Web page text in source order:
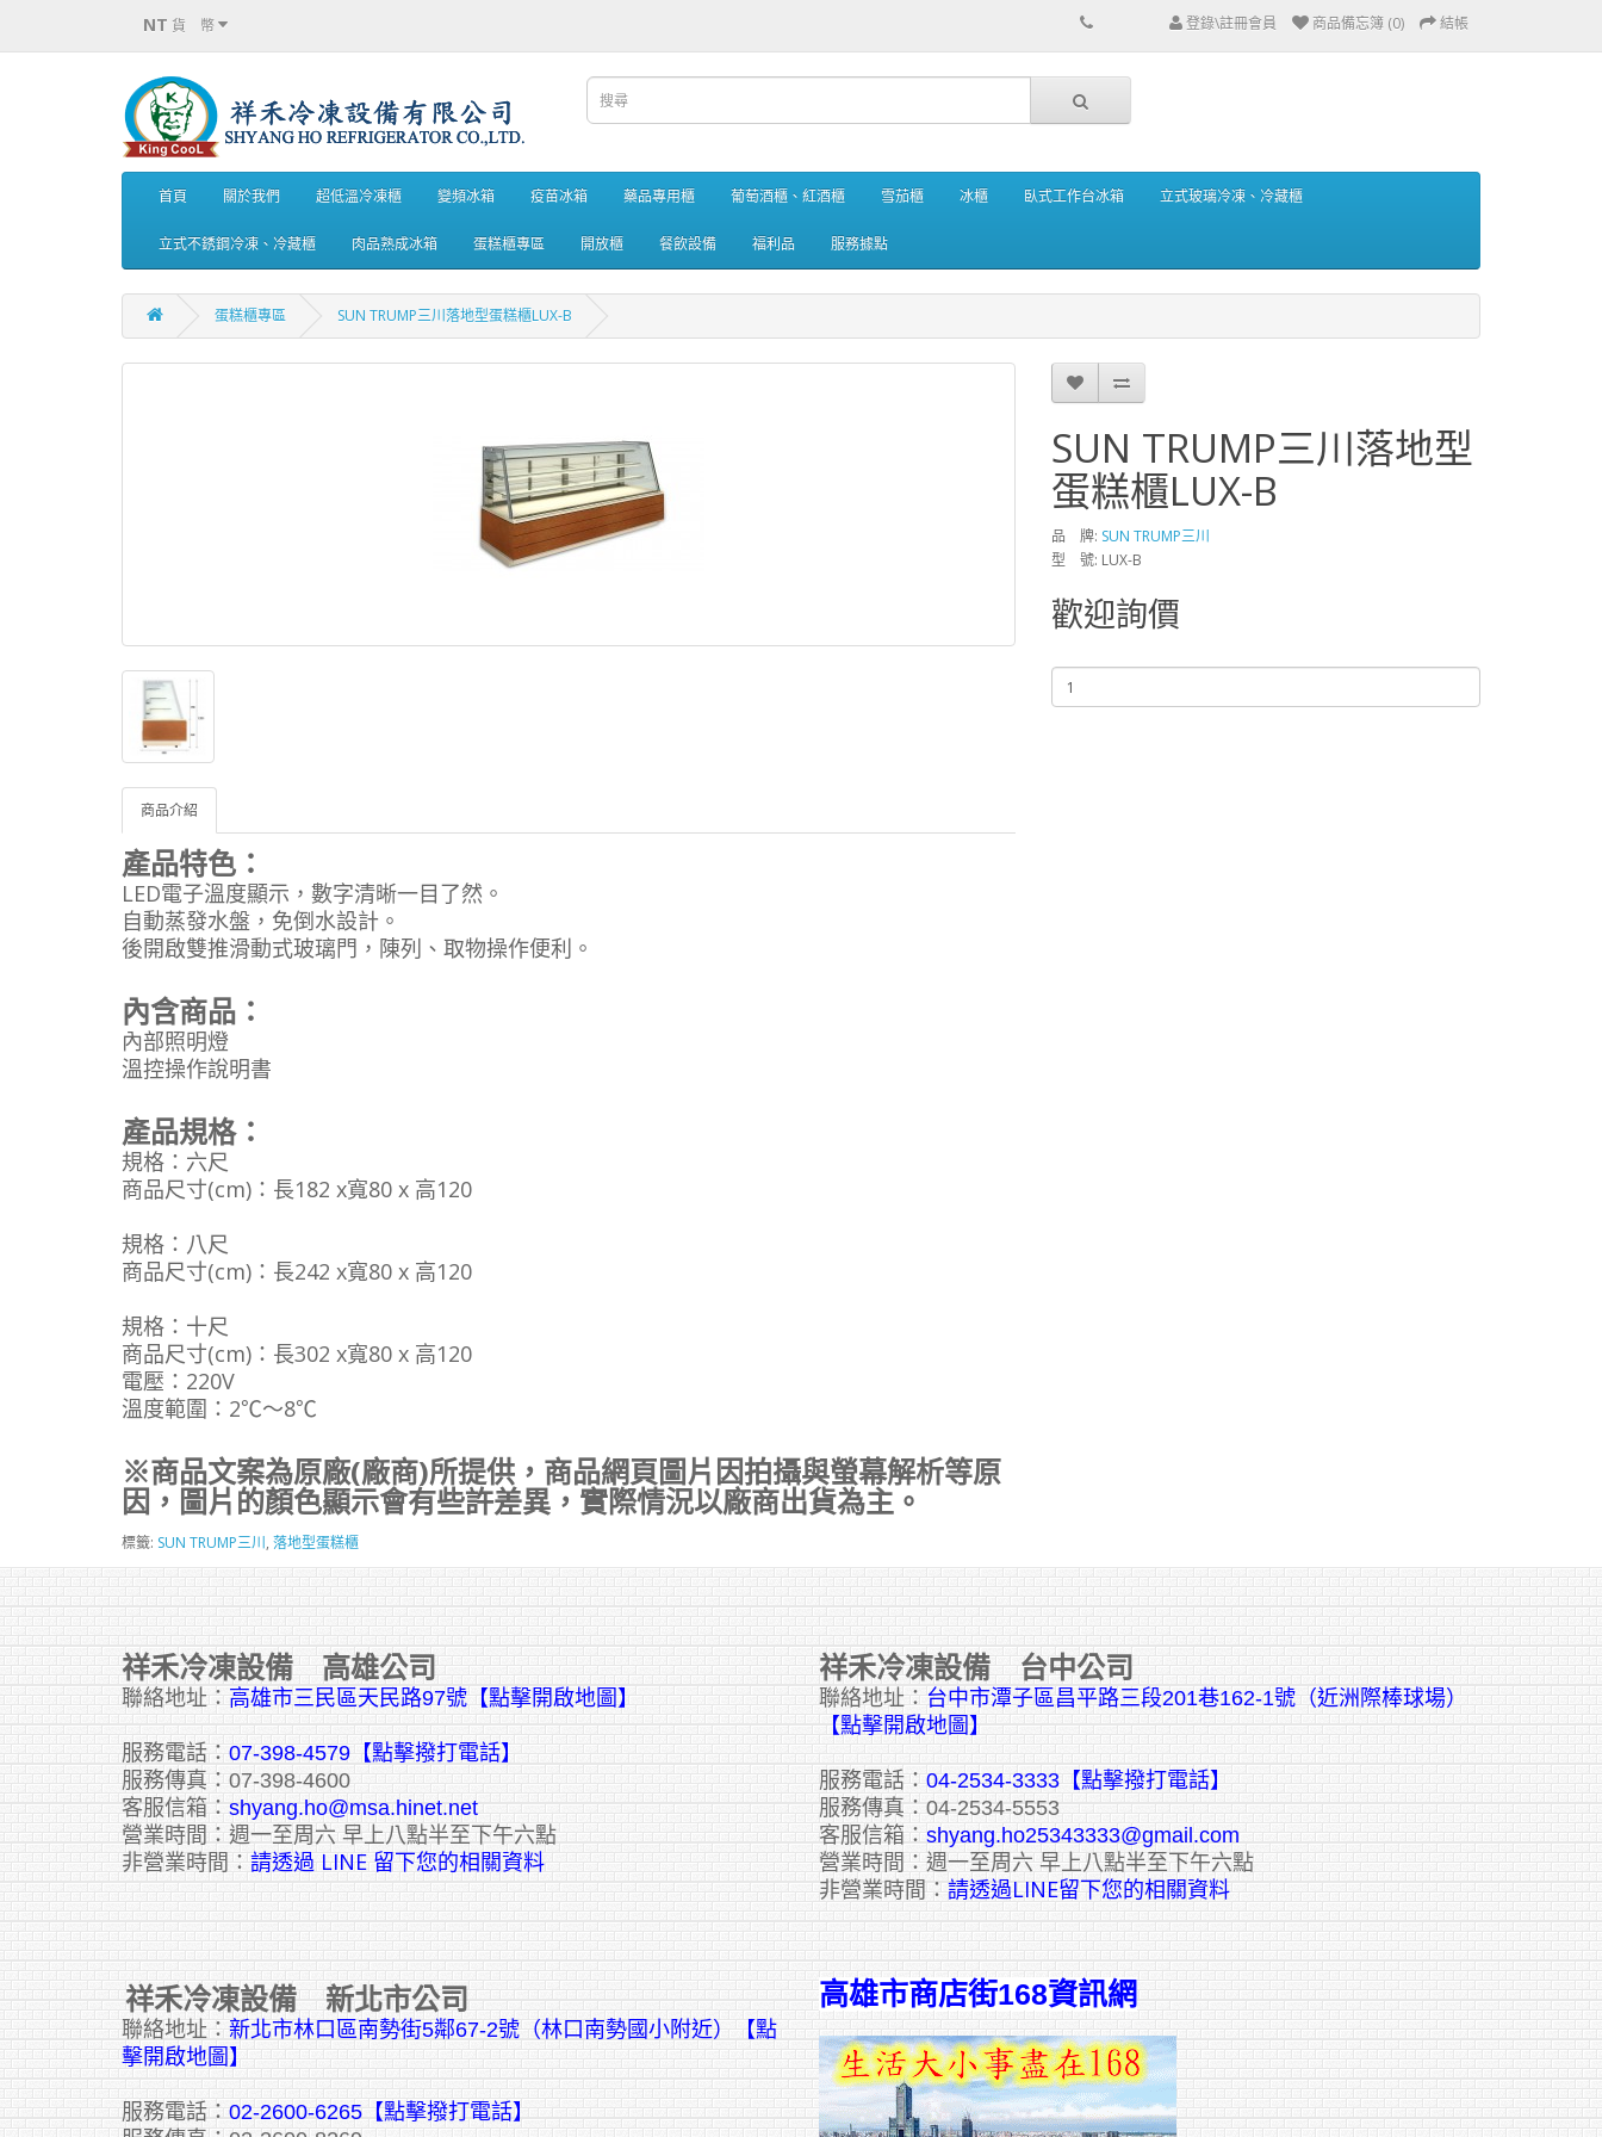
NT 貨 幣 登錄\註冊會員 商品備忘簿 (0) 結帳
首頁 關於我們 超低溫冷凍櫃 變頻冰箱 疫苗冰箱 藥品專用櫃 葡萄酒櫃、紅酒櫃 雪茄櫃 冰櫃 臥式工作台冰箱 立式玻璃冷凍、冷藏櫃
立式不銹鋼冷凍、冷藏櫃 肉品熟成冰箱 蛋糕櫃專區 開放櫃 餐飲設備 福利品 服務據點
蛋糕櫃專區 SUN TRUMP三川落地型蛋糕櫃LUX-B
商品介紹
產品特色：
LED電子溫度顯示，數字清晰一目了然。
自動蒸發水盤，免倒水設計。
後開啟雙推滑動式玻璃門，陳列、取物操作便利。
內含商品：
內部照明燈
溫控操作說明書
產品規格：
規格：六尺
商品尺寸(cm)：長182 x寬80 x 高120
規格：八尺
商品尺寸(cm)：長242 x寬80 x 高120
規格：十尺
商品尺寸(cm)：長302 x寬80 x 高120
電壓：220V
溫度範圍：2℃～8℃
※商品文案為原廠(廠商)所提供，商品網頁圖片因拍攝與螢幕解析等原
因，圖片的顏色顯示會有些許差異，實際情況以廠商出貨為主。
SUN TRUMP三川落地型
蛋糕櫃LUX-B
品 牌: SUN TRUMP三川
型 號: LUX-B
歡迎詢價
標籤: SUN TRUMP三川, 落地型蛋糕櫃
祥禾冷凍設備 高雄公司
聯絡地址： 高雄市三民區天民路97號【點擊開啟地圖】
服務電話： 07-398-4579【點擊撥打電話】
服務傳真：07-398-4600
客服信箱： shyang.ho@msa.hinet.net
營業時間：週一至周六 早上八點半至下午六點
非營業時間： 請透過 LINE 留下您的相關資料
祥禾冷凍設備 台中公司
聯絡地址： 台中市潭子區昌平路三段201巷162-1號（近洲際棒球場）
【點擊開啟地圖】
服務電話： 04-2534-3333 【點擊撥打電話】
服務傳真：04-2534-5553
客服信箱： shyang.ho25343333@gmail.com
營業時間：週一至周六 早上八點半至下午六點
非營業時間： 請透過LINE留下您的相關資料
祥禾冷凍設備 新北市公司
聯絡地址： 新北市林口區南勢街5鄰67-2號（林口南勢國小附近）【點
擊開啟地圖】
服務電話： 02-2600-6265 【點擊撥打電話】
高雄市商店街168資訊網